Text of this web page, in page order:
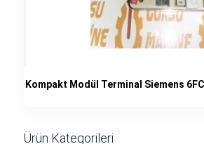
Kompakt Modül Terminal Siemens
Ürün Kategorileri